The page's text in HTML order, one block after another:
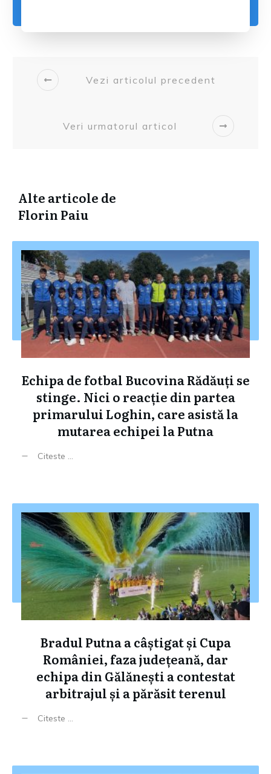
Vezi articolul precedent
Veri urmatorul articol
Alte articole de
Florin Paiu
Echipa de fotbal Bucovina Rădăuți se
stinge. Nici o reacție din partea
primarului Loghin, care asistă la
mutarea echipei la Putna
Citeste ...
Bradul Putna a câștigat și Cupa
României, faza județeană, dar
echipa din Gălănești a contestat
arbitrajul și a părăsit terenul
Citeste ...